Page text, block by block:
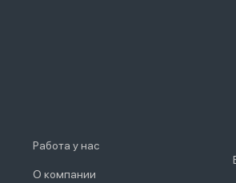
Работа у нас
О компании